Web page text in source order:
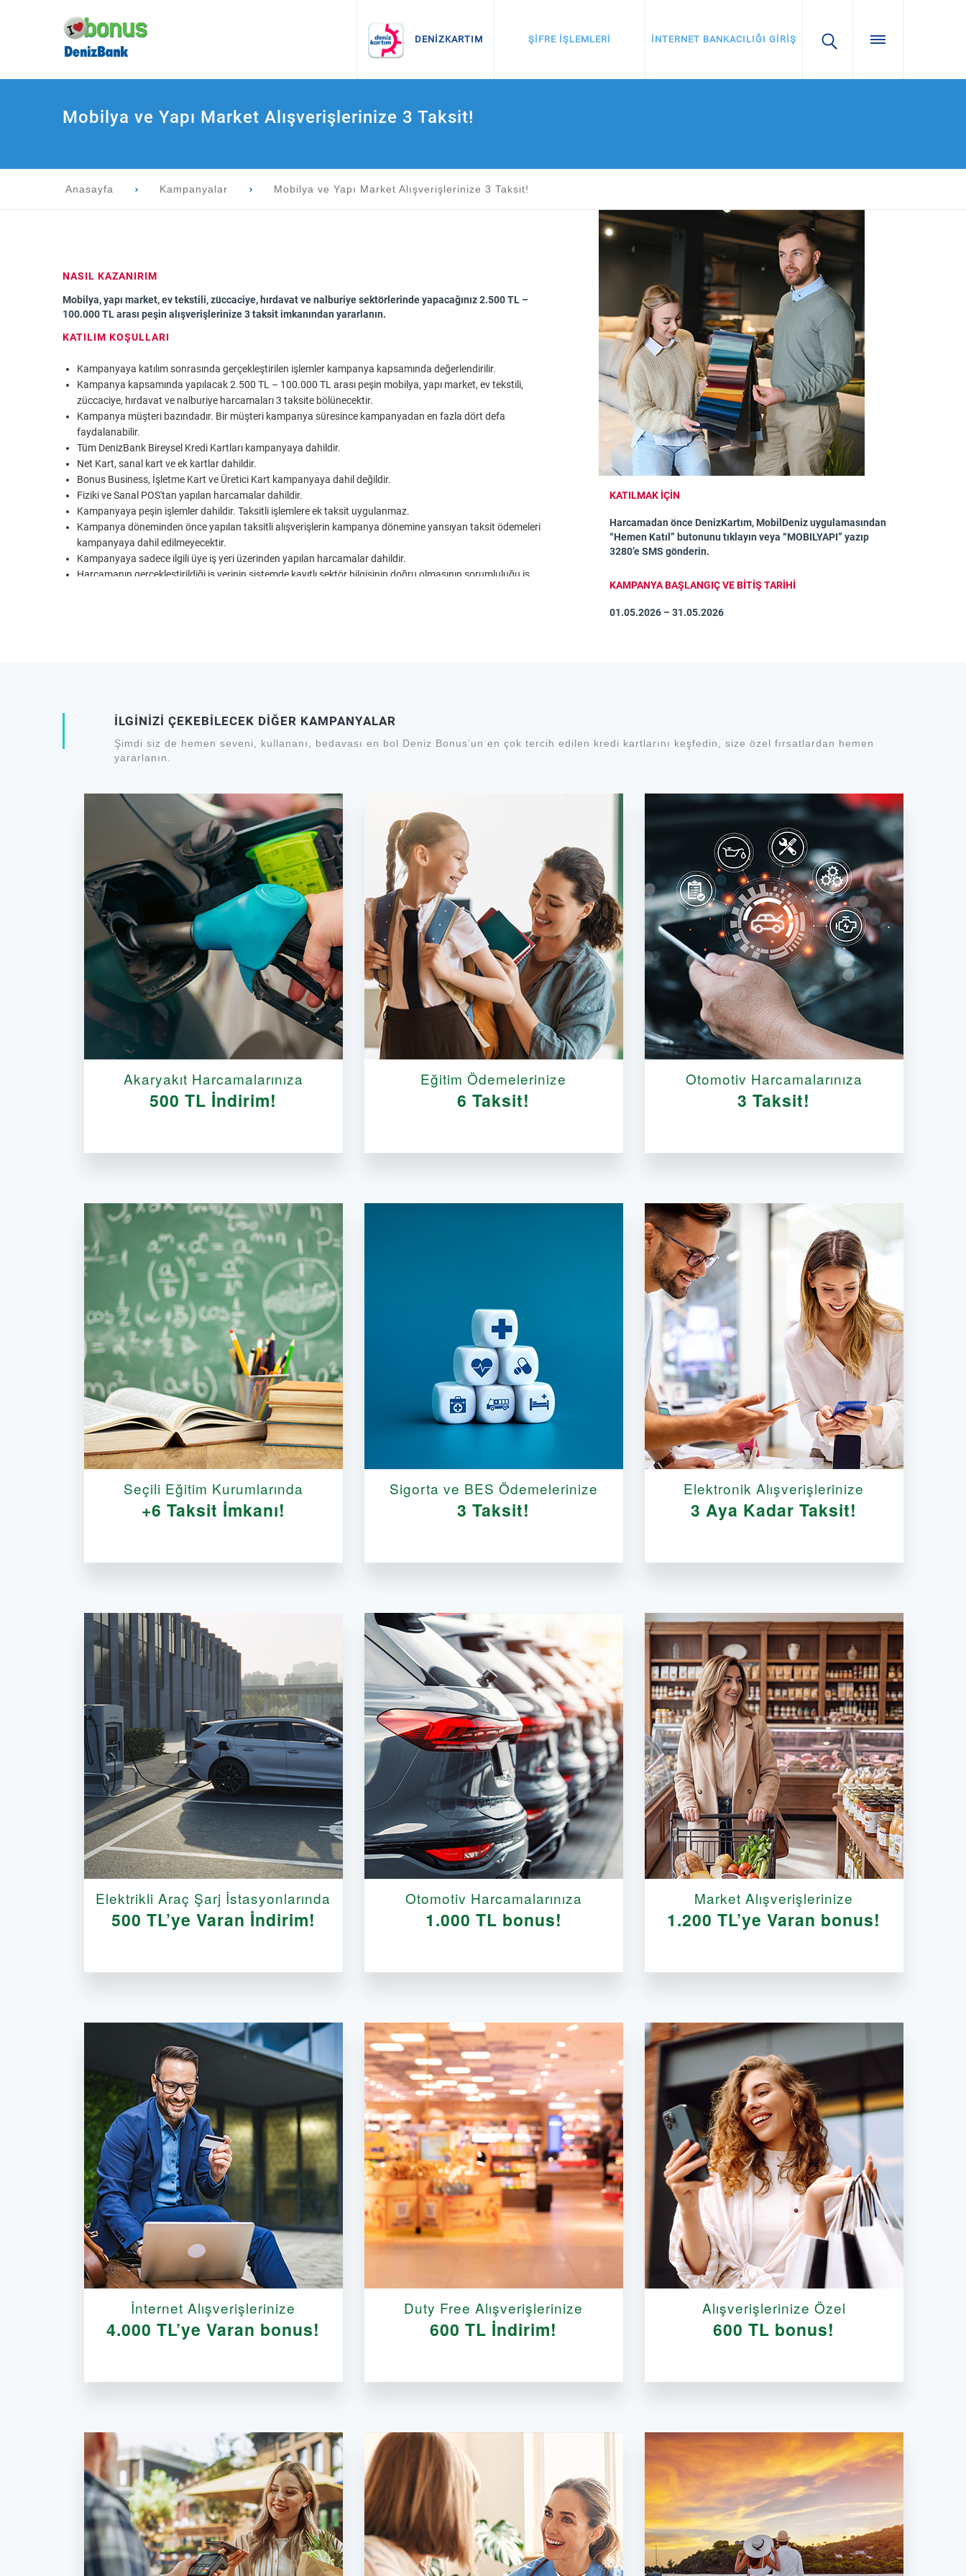
İNTERNET BANKACILIĞI GİRİŞ
ŞİFRE İŞLEMLERİ
DENİZKARTIM
Otomatik Ödemeler
Mobilya ve Yapı Market Alışverişlerinize 3 Taksit!
Anasayfa Kampanyalar Mobilya ve Yapı Market Alışverişlerinize 3 Taksit!
KATILMAK İÇİN
Harcamadan önce DenizKartım, MobilDeniz uygulamasından
“Hemen Katıl” butonunu tıklayın veya “MOBILYAPI” yazıp
3280’e SMS gönderin.
KAMPANYA BAŞLANGIÇ VE BİTİŞ TARİHİ
01.05.2026 – 31.05.2026
NASIL KAZANIRIM
Mobilya, yapı market, ev tekstili, züccaciye, hırdavat ve nalburiye sektörlerinde yapacağınız 2.500 TL –
100.000 TL arası peşin alışverişlerinize 3 taksit imkanından yararlanın.
KATILIM KOŞULLARI
Kampanyaya katılım sonrasında gerçekleştirilen işlemler kampanya kapsamında değerlendirilir.
Kampanya kapsamında yapılacak 2.500 TL – 100.000 TL arası peşin mobilya, yapı market, ev tekstili,
züccaciye, hırdavat ve nalburiye harcamaları 3 taksite bölünecektir.
Kampanya müşteri bazındadır. Bir müşteri kampanya süresince kampanyadan en fazla dört defa
faydalanabilir.
Tüm DenizBank Bireysel Kredi Kartları kampanyaya dahildir.
Net Kart, sanal kart ve ek kartlar dahildir.
Bonus Business, İşletme Kart ve Üretici Kart kampanyaya dahil değildir.
Fiziki ve Sanal POS'tan yapılan harcamalar dahildir.
Kampanyaya peşin işlemler dahildir. Taksitli işlemlere ek taksit uygulanmaz.
Kampanya döneminden önce yapılan taksitli alışverişlerin kampanya dönemine yansıyan taksit ödemeleri
kampanyaya dahil edilmeyecektir.
Kampanyaya sadece ilgili üye iş yeri üzerinden yapılan harcamalar dahildir.
Harcamanın gerçekleştirildiği iş yerinin sistemde kayıtlı sektör bilgisinin doğru olmasının sorumluluğu iş
girmemektedir.
Bireysel kart kampanyaları ticari amaçlar ile kullanılamaz.
Kampanya dahilinde iade ve iptal işlemleri dikkate alınacaktır.
DenizBank kampanyayı durdurma ve kampanya şartlarında değişiklik yapma hakkını saklı tutar.
İLGİNİZİ ÇEKEBİLECEK DİĞER KAMPANYALAR
Şimdi siz de hemen seveni, kullananı, bedavası en bol Deniz Bonus’un en çok tercih edilen kredi kartlarını keşfedin, size özel fırsatlardan hemen
yararlanın.
Akaryakıt Harcamalarınıza
500 TL İndirim!
Eğitim Ödemelerinize
6 Taksit!
Otomotiv Harcamalarınıza
3 Taksit!
Seçili Eğitim Kurumlarında
+6 Taksit İmkanı!
Sigorta ve BES Ödemelerinize
3 Taksit!
Elektronik Alışverişlerinize
3 Aya Kadar Taksit!
Elektrikli Araç Şarj İstasyonlarında
500 TL’ye Varan İndirim!
Otomotiv Harcamalarınıza
1.000 TL bonus!
Market Alışverişlerinize
1.200 TL’ye Varan bonus!
İnternet Alışverişlerinize
4.000 TL’ye Varan bonus!
Duty Free Alışverişlerinize
600 TL İndirim!
Alışverişlerinize Özel
600 TL bonus!